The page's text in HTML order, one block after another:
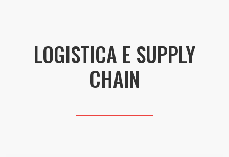
LOGISTICA E SUPPLY
CHAIN